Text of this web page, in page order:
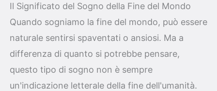
Il Significato del Sogno della Fine del Mondo
Quando sogniamo la fine del mondo, può essere
naturale sentirsi spaventati o ansiosi. Ma a
differenza di quanto si potrebbe pensare,
questo tipo di sogno non è sempre
un'indicazione letterale della fine dell'umanità.